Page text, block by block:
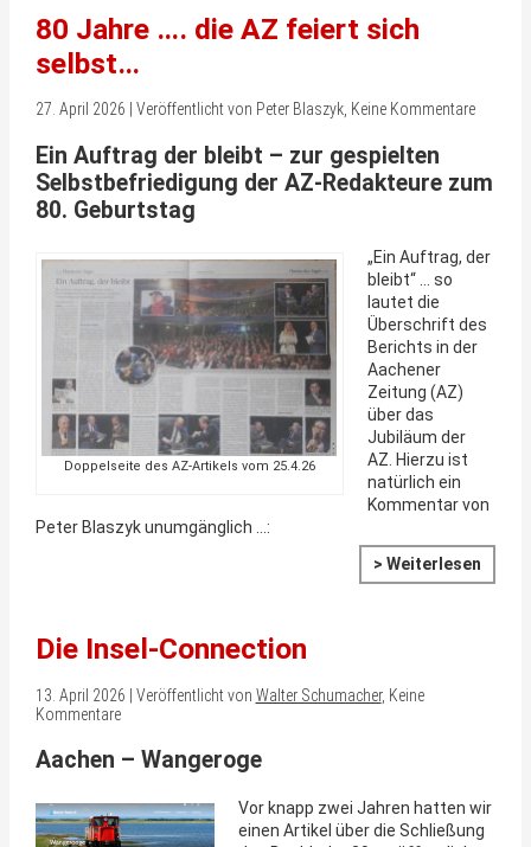
80 Jahre …. die AZ feiert sich
selbst…
27. April 2026 | Veröffentlicht von Peter Blaszyk, Keine Kommentare
Ein Auftrag der bleibt – zur gespielten
Selbstbefriedigung der AZ-Redakteure zum
80. Geburtstag
Doppelseite des AZ-Artikels vom 25.4.26
„Ein Auftrag, der
bleibt“ … so
lautet die
Überschrift des
Berichts in der
Aachener
Zeitung (AZ)
über das
Jubiläum der
AZ. Hierzu ist
natürlich ein
Kommentar von
Peter Blaszyk unumgänglich …:
> Weiterlesen
Die Insel-Connection
13. April 2026 | Veröffentlicht von Walter Schumacher, Keine
Kommentare
Aachen – Wangeroge
Vor knapp zwei Jahren hatten wir
einen Artikel über die Schließung